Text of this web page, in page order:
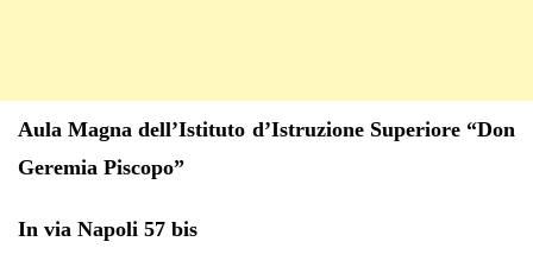
Aula Magna dell’Istituto d’Istruzione Superiore “Don
Geremia Piscopo”
In via Napoli 57 bis